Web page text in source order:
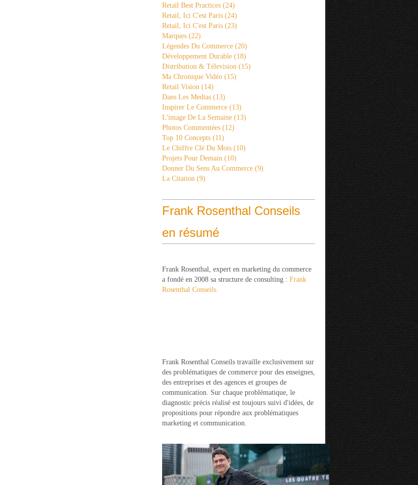
Retail Best Practices (24)
Retail, Ici C'est Paris (24)
Retail, Ici C'est Paris (23)
Marques (22)
Légendes Du Commerce (20)
Développement Durable (18)
Distribution & Télevision (15)
Ma Chronique Vidéo (15)
Retail Vision (14)
Dans Les Medias (13)
Inspirer Le Commerce (13)
L'image De La Semaine (13)
Photos Commentées (12)
Top 10 Concepts (11)
Le Chiffre Clé Du Mois (10)
Projets Pour Demain (10)
Donner Du Sens Au Commerce (9)
La Citation (9)
Frank Rosenthal Conseils
en résumé
Frank Rosenthal, expert en marketing du commerce
a fondé en 2008 sa structure de consulting : Frank
Rosenthal Conseils.
Frank Rosenthal Conseils travaille exclusivement sur
des problématiques de commerce pour des enseignes,
des entreprises et des agences et groupes de
communication. Sur chaque problématique, le
diagnostic précis réalisé est toujours suivi d'idées, de
propositions pour répondre aux problématiques
marketing et communication.